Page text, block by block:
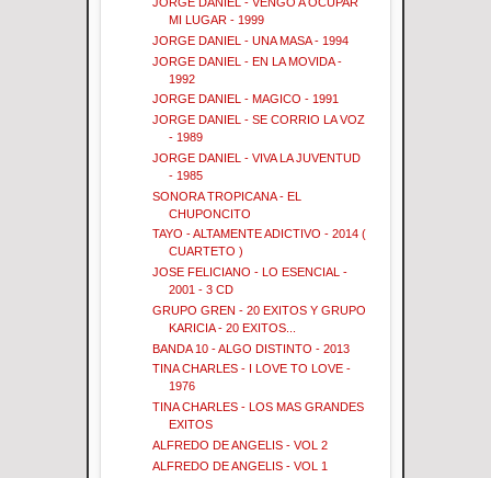
MI LUGAR - 1999
JORGE DANIEL - UNA MASA - 1994
JORGE DANIEL - EN LA MOVIDA -
1992
JORGE DANIEL - MAGICO - 1991
JORGE DANIEL - SE CORRIO LA VOZ
- 1989
JORGE DANIEL - VIVA LA JUVENTUD
- 1985
SONORA TROPICANA - EL
CHUPONCITO
TAYO - ALTAMENTE ADICTIVO - 2014 (
CUARTETO )
JOSE FELICIANO - LO ESENCIAL -
2001 - 3 CD
GRUPO GREN - 20 EXITOS Y GRUPO
KARICIA - 20 EXITOS...
BANDA 10 - ALGO DISTINTO - 2013
TINA CHARLES - I LOVE TO LOVE -
1976
TINA CHARLES - LOS MAS GRANDES
EXITOS
ALFREDO DE ANGELIS - VOL 2
ALFREDO DE ANGELIS - VOL 1